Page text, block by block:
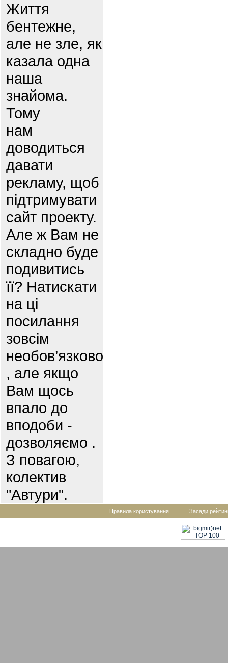
Життя
бентежне,
але не зле, як
казала одна
наша
знайома.
Тому
нам
доводиться
давати
рекламу, щоб
підтримувати
сайт проекту.
Але ж Вам не
складно буде
подивитись
її? Натискати
на ці
посилання
зовсім
необов’язково
, але якщо
Вам щось
впало до
вподоби -
дозволяємо .
З повагою,
колектив
"Автури".
Правила користування Засади